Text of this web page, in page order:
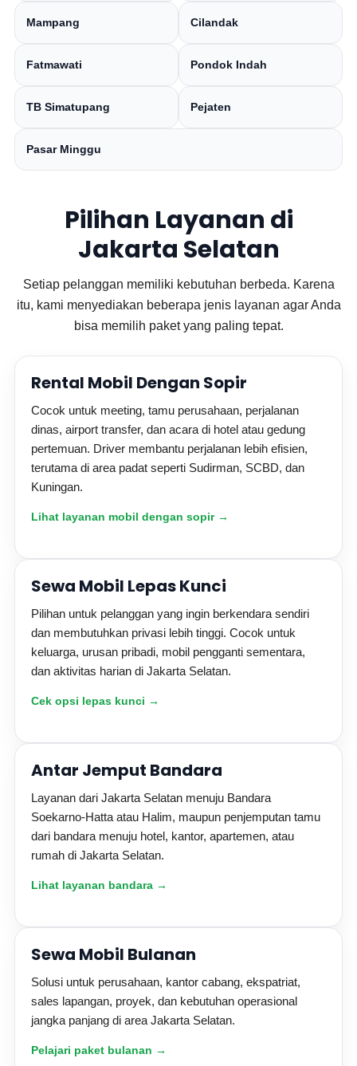
Mampang Cilandak
Fatmawati Pondok Indah
TB Simatupang Pejaten
Pasar Minggu
Pilihan Layanan di
Jakarta Selatan
Setiap pelanggan memiliki kebutuhan berbeda. Karena
itu, kami menyediakan beberapa jenis layanan agar Anda
bisa memilih paket yang paling tepat.
Rental Mobil Dengan Sopir
Cocok untuk meeting, tamu perusahaan, perjalanan
dinas, airport transfer, dan acara di hotel atau gedung
pertemuan. Driver membantu perjalanan lebih efisien,
terutama di area padat seperti Sudirman, SCBD, dan
Kuningan.
Lihat layanan mobil dengan sopir →
Sewa Mobil Lepas Kunci
Pilihan untuk pelanggan yang ingin berkendara sendiri
dan membutuhkan privasi lebih tinggi. Cocok untuk
keluarga, urusan pribadi, mobil pengganti sementara,
dan aktivitas harian di Jakarta Selatan.
Cek opsi lepas kunci →
Antar Jemput Bandara
Layanan dari Jakarta Selatan menuju Bandara
Soekarno-Hatta atau Halim, maupun penjemputan tamu
dari bandara menuju hotel, kantor, apartemen, atau
rumah di Jakarta Selatan.
Lihat layanan bandara →
Sewa Mobil Bulanan
Solusi untuk perusahaan, kantor cabang, ekspatriat,
sales lapangan, proyek, dan kebutuhan operasional
jangka panjang di area Jakarta Selatan.
Pelajari paket bulanan →